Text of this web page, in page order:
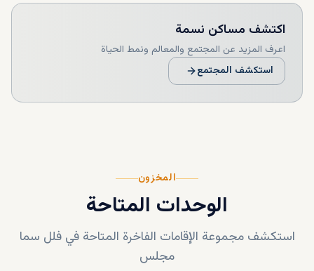
اكتشف مساكن نسمة
اعرف المزيد عن المجتمع والمعالم ونمط الحياة
استكشف المجتمع
المخزون
الوحدات المتاحة
استكشف مجموعة الإقامات الفاخرة المتاحة في فلل سما
مجلس